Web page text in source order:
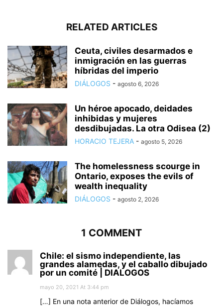
RELATED ARTICLES
Ceuta, civiles desarmados e
inmigración en las guerras
híbridas del imperio
DIÁLOGOS - agosto 6, 2026
Un héroe apocado, deidades
inhibidas y mujeres
desdibujadas. La otra Odisea (2)
HORACIO TEJERA - agosto 5, 2026
The homelessness scourge in
Ontario, exposes the evils of
wealth inequality
DIÁLOGOS - agosto 2, 2026
1 COMMENT
Chile: el sismo independiente, las
grandes alamedas, y el caballo dibujado
por un comité | DIALOGOS
mayo 20, 2021 At 3:44 pm
[…] En una nota anterior de Diálogos, hacíamos